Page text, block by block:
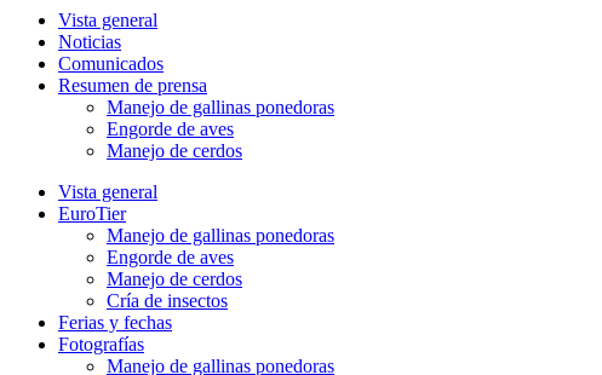
Vista general
Noticias
Comunicados
Resumen de prensa
Manejo de gallinas ponedoras
Engorde de aves
Manejo de cerdos
Vista general
EuroTier
Manejo de gallinas ponedoras
Engorde de aves
Manejo de cerdos
Cría de insectos
Ferias y fechas
Fotografías
Manejo de gallinas ponedoras